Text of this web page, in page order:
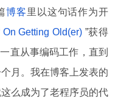
博客里以这句话作为开
On Getting Old(er) ”获得
直从事编码工作，直到
月。我在博客上发表的
么成为了老程序员的代